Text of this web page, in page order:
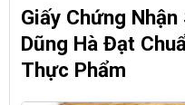
Giấy Chứng
Dũng Hà Đạt
Thực Phẩm